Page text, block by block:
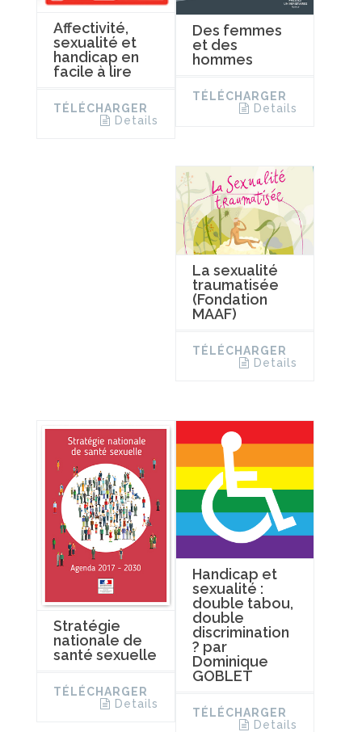
Affectivité,
sexualité et
handicap en
facile à lire
TÉLÉCHARGER
Details
Des femmes
et des
hommes
TÉLÉCHARGER
Details
La sexualité
traumatisée
(Fondation
MAAF)
TÉLÉCHARGER
Details
Stratégie
nationale de
santé sexuelle
TÉLÉCHARGER
Details
Handicap et
sexualité :
double tabou,
double
discrimination
? par
Dominique
GOBLET
TÉLÉCHARGER
Details